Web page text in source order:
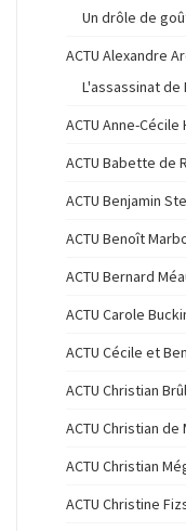
Un drôle de
ACTU Alexandre
L'assassinat
ACTU Anne-Cécile
ACTU Babette de
ACTU Benjamin
ACTU Benoît
ACTU Bernard
ACTU Carole
ACTU Cécile et
ACTU Christian
ACTU Christian de
ACTU Christian
ACTU Christine